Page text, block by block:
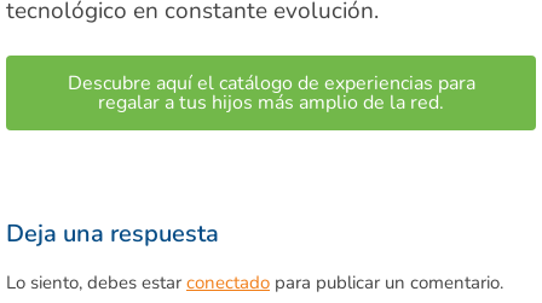
tecnológico en constante evolución.
Descubre aquí el catálogo de experiencias para
regalar a tus hijos más amplio de la red.
Deja una respuesta
Lo siento, debes estar conectado para publicar un comentario.